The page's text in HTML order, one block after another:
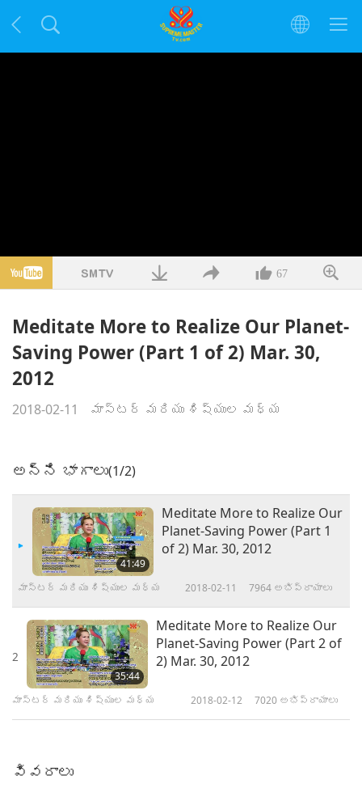
67
Meditate More to Realize Our Planet-
Saving Power (Part 1 of 2) Mar. 30,
2012
2018-02-11 మాస్టర్ మరియు శిష్యుల మధ్య
అన్ని భాగాలు(1/2)
41:49
Meditate More to Realize Our
Planet-Saving Power (Part 1
of 2) Mar. 30, 2012
మాస్టర్ మరియు శిష్యుల మధ్య 2018-02-11 7964 అభిప్రాయాలు
2
35:44
Meditate More to Realize Our
Planet-Saving Power (Part 2 of
2) Mar. 30, 2012
మాస్టర్ మరియు శిష్యుల మధ్య 2018-02-12 7020 అభిప్రాయాలు
వివరాలు